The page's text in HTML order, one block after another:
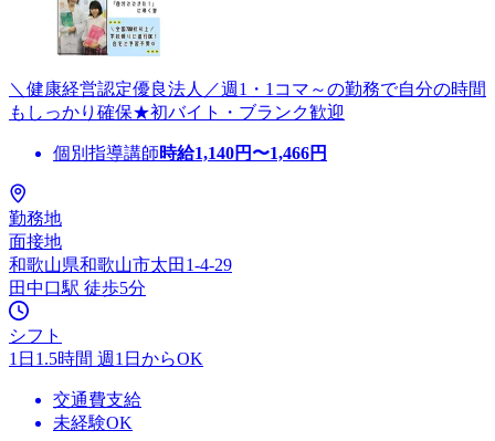
＼健康経営認定優良法人／週1・1コマ～の勤務で自分の時間
もしっかり確保★初バイト・ブランク歓迎
個別指導講師時給1,140円〜1,466円
勤務地
面接地
和歌山県和歌山市太田1-4-29
田中口駅 徒歩5分
シフト
1日1.5時間 週1日からOK
交通費支給
未経験OK